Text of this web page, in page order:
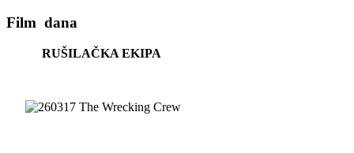
Film dana
RUŠILAČKA EKIPA